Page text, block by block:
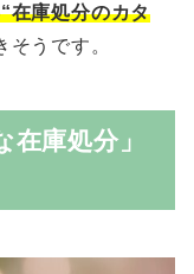
在庫処分のカタ
うです。
庫処分」